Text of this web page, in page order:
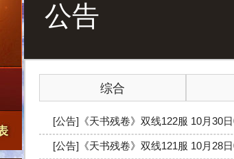
公告
综合
[公告]《天书残卷》双线122服 10月30
[公告]《天书残卷》双线121服 10月28